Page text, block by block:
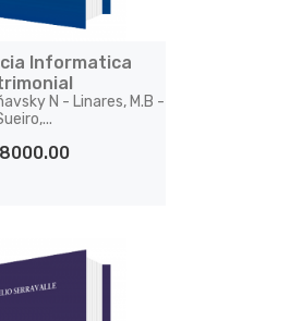
Informatica
N - Linares, M.B -